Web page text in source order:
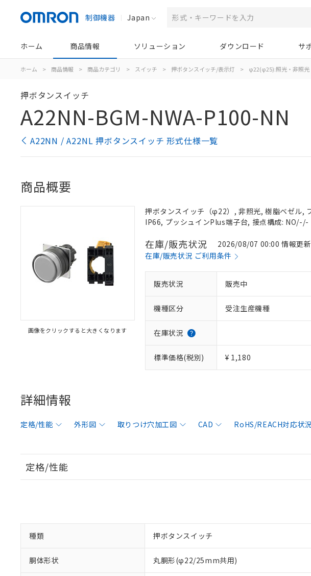
制御機器 Japan
ホーム 商品情報 ソリューション ダウンロード サ
ホーム > 商品情報 > 商品カテゴリ > スイッチ > 押ボタンスイッチ/表示灯 > φ22(φ25):照光・非照光
押ボタンスイッチ
A22NN-BGM-NWA-P100-NN
A22NN / A22NL 押ボタンスイッチ 形式仕様一覧
商品概要
画像をクリックすると大きくなります
押ボタンスイッチ（φ22）, 非照光, 樹脂ベゼル,
IP66, プッシュインPlus端子台, 接点構成: NO/-/-
在庫/販売状況
2026/08/07 00:00 情報更新
在庫/販売状況 ご利用条件
販売状況 販売中
機種区分 受注生産機種
在庫状況
標準価格(税別) ¥ 1,180
詳細情報
定格/性能 外形図 取りつけ穴加工図 CAD RoHS/REACH対応状況
定格/性能
種類 押ボタンスイッチ
胴体形状 丸胴形(φ22/25mm共用)